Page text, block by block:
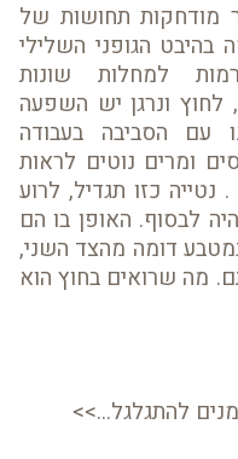
תחושות של
הגופני השלילי
למחלות שונות
לחוץ ונרגן יש השפעה
עם הסביבה בעבודה
ומרים נוטים לראות
כזו תגדיל, לרוע
לבסוף. האופן בו הם
דומה מהצד השני,
מה שרואים בחוץ הוא
להתגלגל...>>